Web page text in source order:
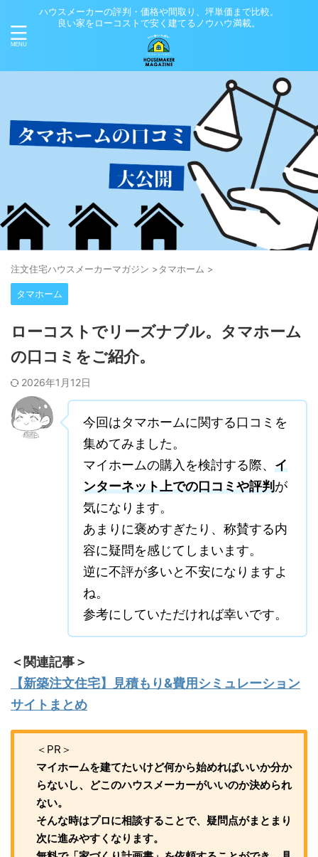
ハウスメーカーの評判・価格や間取り、坪単価まで比較。
良い家をローコストで安く建てるノウハウ満載。
注⽂住宅ハウスメーカーマガジン >タマホーム >
タマホーム
ローコストでリーズナブル。タマホーム
の口コミをご紹介。
2026年1月12日
今回はタマホームに関する口コミを
集めてみました。
マイホームの購入を検討する際、 イ
ンターネット上での口コミや評判が
気になります。
あまりに褒めすぎたり、称賛する内
容に疑問を感じてしまいます。
逆に不評が多いと不安になりますよ
ね。
参考にしていただければ幸いです。
＜関連記事＞
【新築注文住宅】見積もり&費用シミュレーション
サイトまとめ
＜PR＞
マイホームを建てたいけど何から始めればいいか分か
らないし、どこのハウスメーカーがいいのか決められ
ない。
そんな時はプロに相談することで、疑問点がまとまり
次に進みやすくなります。